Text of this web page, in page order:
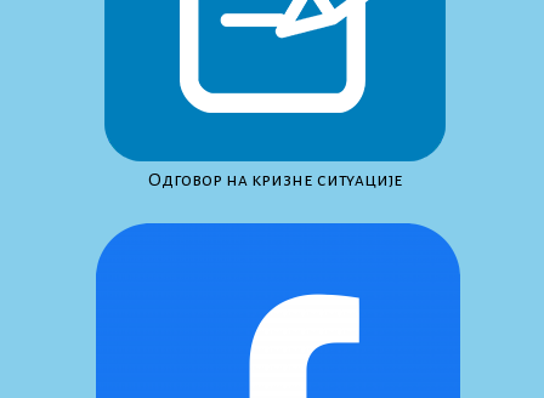
Одговор на кризне ситуације